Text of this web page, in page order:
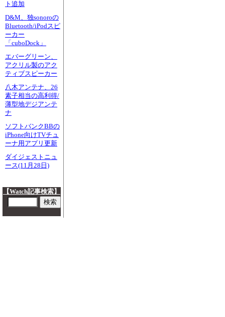
ト追加
D&M、独sonoroの
Bluetooth/iPodスピ
ーカー
「cuboDock」
エバーグリーン、
アクリル製のアク
ティブスピーカー
八木アンテナ、26
素子相当の高利得/
薄型地デジアンテ
ナ
ソフトバンクBBの
iPhone向けTVチュ
ーナ用アプリ更新
ダイジェストニュ
ース(11月28日)
【Watch記事検索】